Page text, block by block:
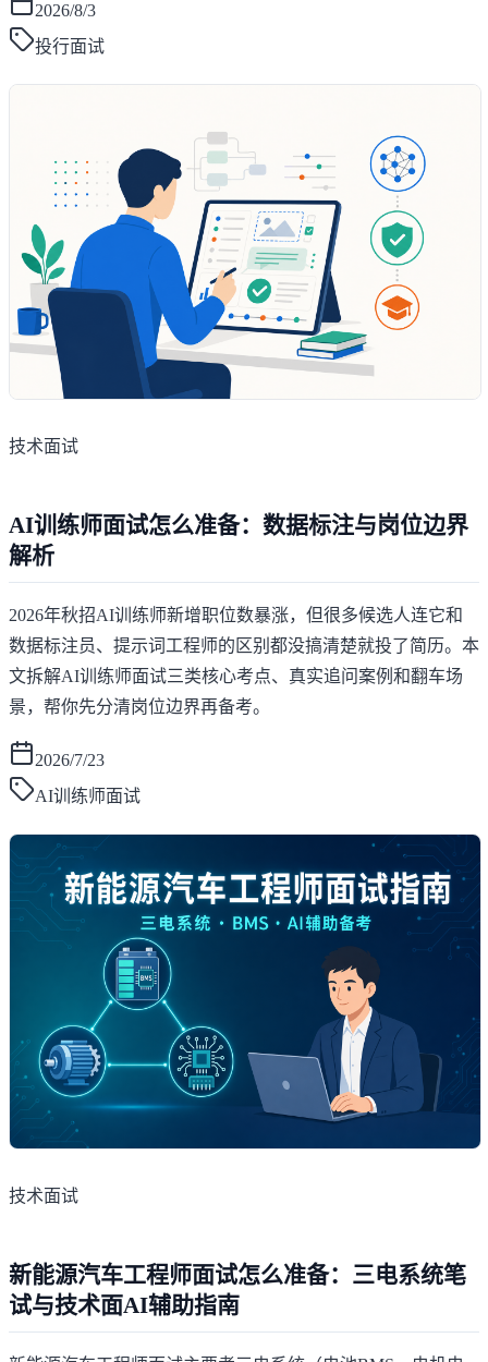
2026/8/3
投行面试
技术面试
AI训练师面试怎么准备：数据标注与岗位边界
解析
2026年秋招AI训练师新增职位数暴涨，但很多候选人连它和
数据标注员、提示词工程师的区别都没搞清楚就投了简历。本
文拆解AI训练师面试三类核心考点、真实追问案例和翻车场
景，帮你先分清岗位边界再备考。
2026/7/23
AI训练师面试
技术面试
新能源汽车工程师面试怎么准备：三电系统笔
试与技术面AI辅助指南